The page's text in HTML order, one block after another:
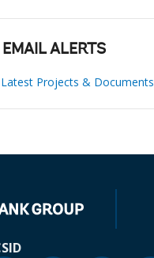
ALERTS
Projects & Documents